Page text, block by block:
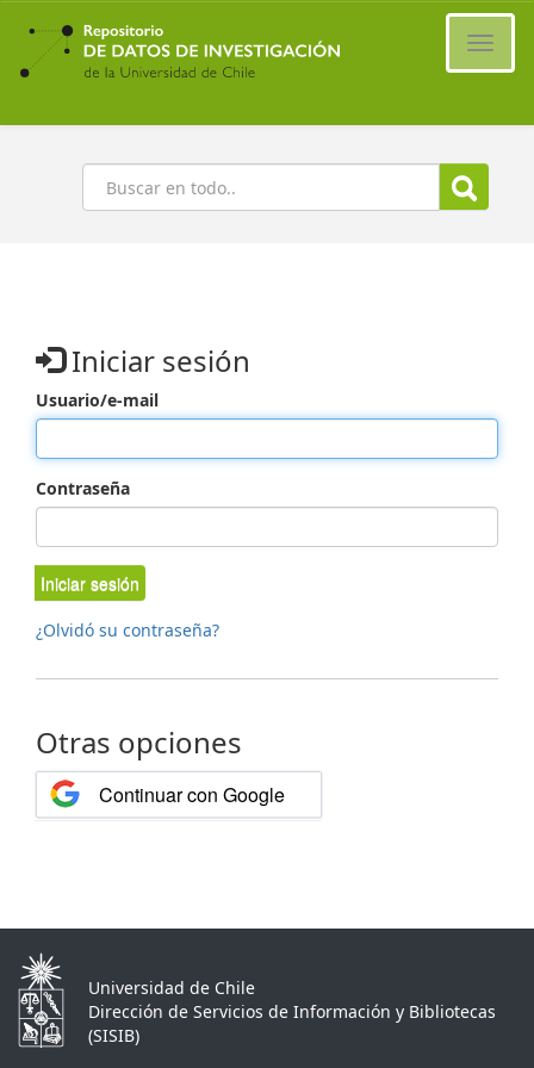
Ir
contenido
principal
Buscar
Iniciar sesión
Usuario/e-mail
Contraseña
Iniciar sesión
¿Olvidó su contraseña?
Otras opciones
Continuar con Google
Universidad de Chile
Dirección de Servicios de Información y Bibliotecas
(SISIB)